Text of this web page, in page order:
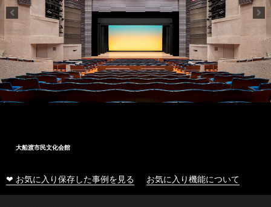
大船渡市民文化会館
❤ お気に入り保存した事例を見る お気に入り機能について